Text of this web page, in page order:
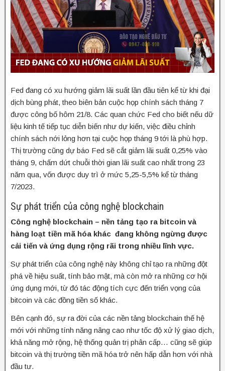
Fed đang có xu hướng giảm lãi suất lần đầu tiên kể từ khi đại
dịch bùng phát, theo biên bản cuộc họp chính sách tháng 7
được công bố hôm 21/8. Các quan chức Fed cho biết nếu dữ
liệu kinh tế tiếp tục diễn biến như dự kiến, việc điều chỉnh
chính sách nới lỏng hơn tại cuộc họp tháng 9 tới là phù hợp.
Thị trường cũng dự báo Fed sẽ cắt giảm lãi suất 0,25% vào
tháng 9, chấm dứt chuỗi thời gian lãi suất cao nhất trong 23
năm qua, vốn được duy trì ở mức 5,25-5,5% kể từ tháng
7/2023.
Sự phát triển của công nghệ blockchain
Công nghệ blockchain – nền tảng tạo ra bitcoin và
hàng loạt tiền mã hóa khác đang không ngừng được
cải tiến và ứng dụng rộng rãi trong nhiều lĩnh vực.
Sự phát triển của công nghệ này không chỉ tạo ra những đột
phá về hiệu suất, tính bảo mật, mà còn mở ra những cơ hội
ứng dụng mới, từ đó tác động tích cực đến triển vọng của
bitcoin và các đồng tiền số khác.
Bên cạnh đó, sự ra đời của các nền tảng blockchain thế hệ
mới với những tính năng nâng cao như tốc độ xử lý giao dịch,
khả năng mở rộng, hệ thống quản trị phân cấp… cũng sẽ giúp
bitcoin và thị trường tiền mã hóa trở nên hấp dẫn hơn với nhà
đầu tư.